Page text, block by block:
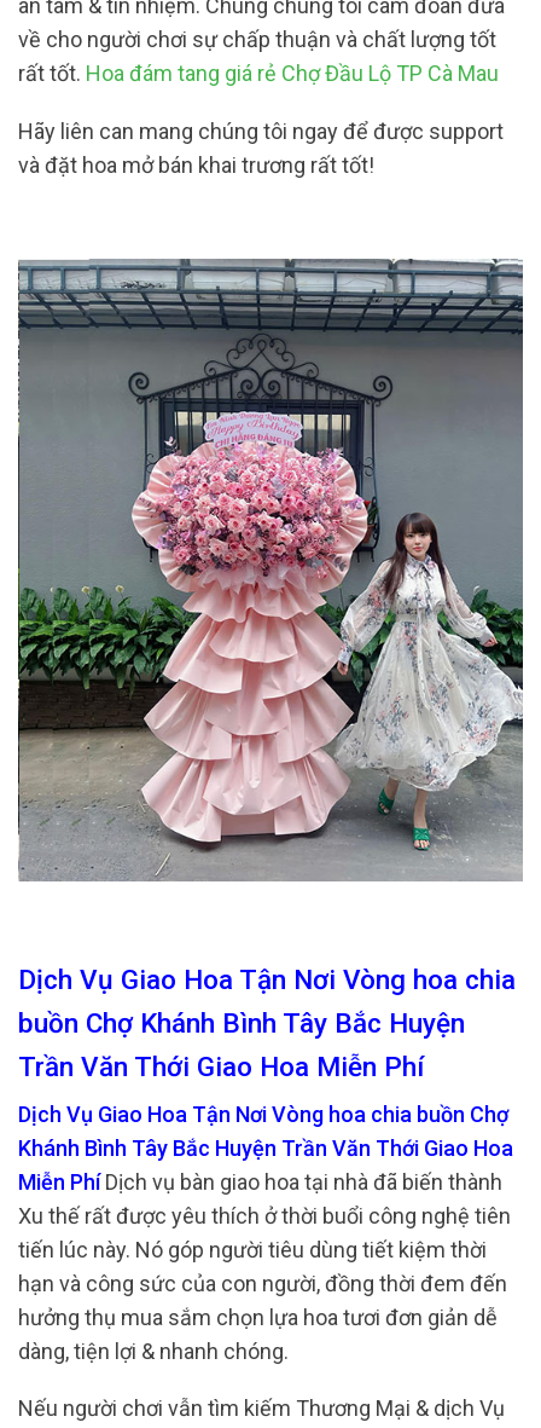
an tâm & tín nhiệm. Chúng chúng tôi cam đoan đưa
về cho người chơi sự chấp thuận và chất lượng tốt
rất tốt. Hoa đám tang giá rẻ Chợ Đầu Lộ TP Cà Mau
Hãy liên can mang chúng tôi ngay để được support
và đặt hoa mở bán khai trương rất tốt!
Dịch Vụ Giao Hoa Tận Nơi Vòng hoa chia
buồn Chợ Khánh Bình Tây Bắc Huyện
Trần Văn Thới Giao Hoa Miễn Phí
Dịch Vụ Giao Hoa Tận Nơi Vòng hoa chia buồn Chợ
Khánh Bình Tây Bắc Huyện Trần Văn Thới Giao Hoa
Miễn PhíDịch vụ bàn giao hoa tại nhà đã biến thành
Xu thế rất được yêu thích ở thời buổi công nghệ tiên
tiến lúc này. Nó góp người tiêu dùng tiết kiệm thời
hạn và công sức của con người, đồng thời đem đến
hưởng thụ mua sắm chọn lựa hoa tươi đơn giản dễ
dàng, tiện lợi & nhanh chóng.
Nếu người chơi vẫn tìm kiếm Thương Mại & dịch Vụ